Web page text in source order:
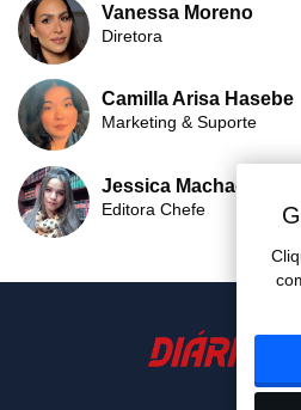
Vanessa Moreno
Diretora
Camilla Arisa Hasebe
Marketing & Suporte
Jessica Machado
Editora Chefe